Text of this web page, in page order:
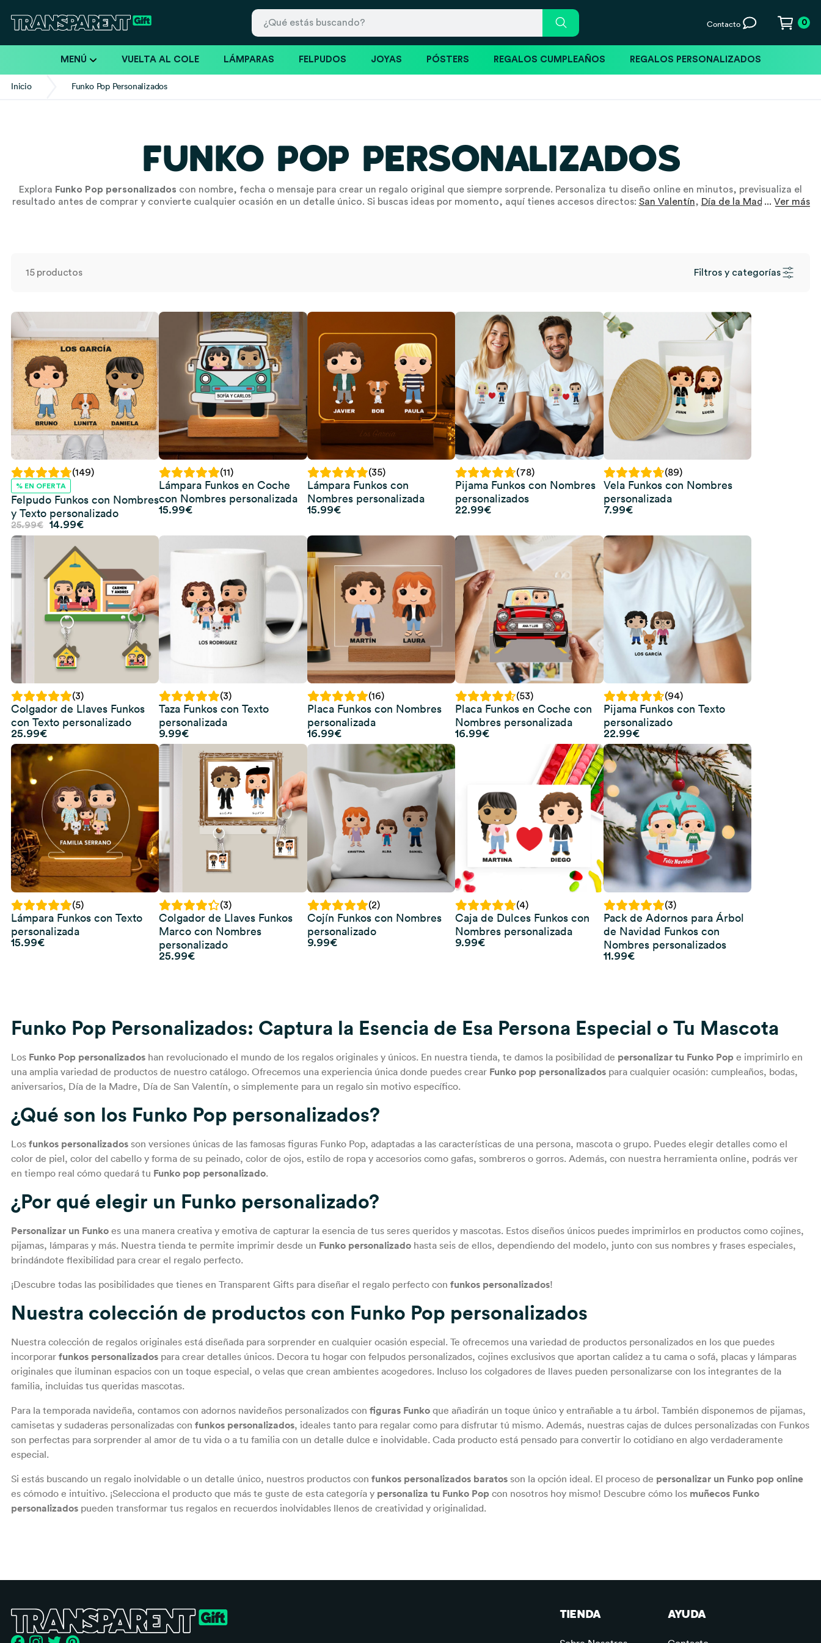
Contacto 0
MENÚ VUELTA AL COLE LÁMPARAS FELPUDOS JOYAS PÓSTERS REGALOS CUMPLEAÑOS REGALOS PERSONALIZADOS
Inicio Funko Pop Personalizados
FUNKO POP PERSONALIZADOS
... Ver más
Explora Funko Pop personalizados con nombre, fecha o mensaje para crear un regalo original que siempre sorprende. Personaliza tu diseño online en minutos, previsualiza el
resultado antes de comprar y convierte cualquier ocasión en un detalle único. Si buscas ideas por momento, aquí tienes accesos directos: San Valentín, Día de la Madre ,Día del
15 productos Filtros y categorías
(149)
% EN OFERTA
Felpudo Funkos con Nombres
y Texto personalizado
25.99€
El
precio
original
era:
25.99€.
14.99€El
precio
es:
14.99€.
(11)
Lámpara Funkos en Coche
con Nombres personalizada
15.99€
(35)
Lámpara Funkos con
Nombres personalizada
15.99€
(78)
Pijama Funkos con Nombres
personalizados
22.99€
(89)
Vela Funkos con Nombres
personalizada
7.99€
(3)
Colgador de Llaves Funkos
con Texto personalizado
25.99€
(3)
Taza Funkos con Texto
personalizada
9.99€
(16)
Placa Funkos con Nombres
personalizada
16.99€
(53)
Placa Funkos en Coche con
Nombres personalizada
16.99€
(94)
Pijama Funkos con Texto
personalizado
22.99€
(5)
Lámpara Funkos con Texto
personalizada
15.99€
(3)
Colgador de Llaves Funkos
Marco con Nombres
personalizado
25.99€
(2)
Cojín Funkos con Nombres
personalizado
9.99€
(4)
Caja de Dulces Funkos con
Nombres personalizada
9.99€
(3)
Pack de Adornos para Árbol
de Navidad Funkos con
Nombres personalizados
11.99€
Funko Pop Personalizados: Captura la Esencia de Esa Persona Especial o Tu Mascota
Los Funko Pop personalizados han revolucionado el mundo de los regalos originales y únicos. En nuestra tienda, te damos la posibilidad de personalizar tu Funko Pop e imprimirlo en
una amplia variedad de productos de nuestro catálogo. Ofrecemos una experiencia única donde puedes crear Funko pop personalizados para cualquier ocasión: cumpleaños, bodas,
aniversarios, Día de la Madre, Día de San Valentín, o simplemente para un regalo sin motivo específico.
¿Qué son los Funko Pop personalizados?
Los funkos personalizados son versiones únicas de las famosas figuras Funko Pop, adaptadas a las características de una persona, mascota o grupo. Puedes elegir detalles como el
color de piel, color del cabello y forma de su peinado, color de ojos, estilo de ropa y accesorios como gafas, sombreros o gorros. Además, con nuestra herramienta online, podrás ver
en tiempo real cómo quedará tu Funko pop personalizado.
¿Por qué elegir un Funko personalizado?
Personalizar un Funko es una manera creativa y emotiva de capturar la esencia de tus seres queridos y mascotas. Estos diseños únicos puedes imprimirlos en productos como cojines,
pijamas, lámparas y más. Nuestra tienda te permite imprimir desde un Funko personalizado hasta seis de ellos, dependiendo del modelo, junto con sus nombres y frases especiales,
brindándote flexibilidad para crear el regalo perfecto.
¡Descubre todas las posibilidades que tienes en Transparent Gifts para diseñar el regalo perfecto con funkos personalizados!
Nuestra colección de productos con Funko Pop personalizados
Nuestra colección de regalos originales está diseñada para sorprender en cualquier ocasión especial. Te ofrecemos una variedad de productos personalizados en los que puedes
incorporar funkos personalizados para crear detalles únicos. Decora tu hogar con felpudos personalizados, cojines exclusivos que aportan calidez a tu cama o sofá, placas y lámparas
originales que iluminan espacios con un toque especial, o velas que crean ambientes acogedores. Incluso los colgadores de llaves pueden personalizarse con los integrantes de la
familia, incluidas tus queridas mascotas.
Para la temporada navideña, contamos con adornos navideños personalizados con figuras Funko que añadirán un toque único y entrañable a tu árbol. También disponemos de pijamas,
camisetas y sudaderas personalizadas con funkos personalizados, ideales tanto para regalar como para disfrutar tú mismo. Además, nuestras cajas de dulces personalizadas con Funkos
son perfectas para sorprender al amor de tu vida o a tu familia con un detalle dulce e inolvidable. Cada producto está pensado para convertir lo cotidiano en algo verdaderamente
especial.
Si estás buscando un regalo inolvidable o un detalle único, nuestros productos con funkos personalizados baratos son la opción ideal. El proceso de personalizar un Funko pop online
es cómodo e intuitivo. ¡Selecciona el producto que más te guste de esta categoría y personaliza tu Funko Pop con nosotros hoy mismo! Descubre cómo los muñecos Funko
personalizados pueden transformar tus regalos en recuerdos inolvidables llenos de creatividad y originalidad.
TIENDA AYUDA